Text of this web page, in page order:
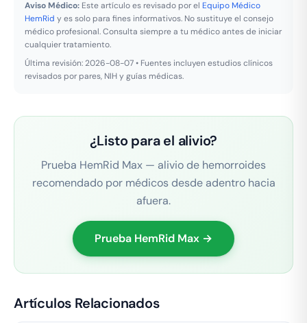
Aviso Médico: Este artículo es revisado por el Equipo Médico
HemRid y es solo para fines informativos. No sustituye el consejo
médico profesional. Consulta siempre a tu médico antes de iniciar
cualquier tratamiento.
Última revisión: 2026-08-07 • Fuentes incluyen estudios clínicos
revisados por pares, NIH y guías médicas.
¿Listo para el alivio?
Prueba HemRid Max — alivio de hemorroides
recomendado por médicos desde adentro hacia
afuera.
Prueba HemRid Max →
Artículos Relacionados